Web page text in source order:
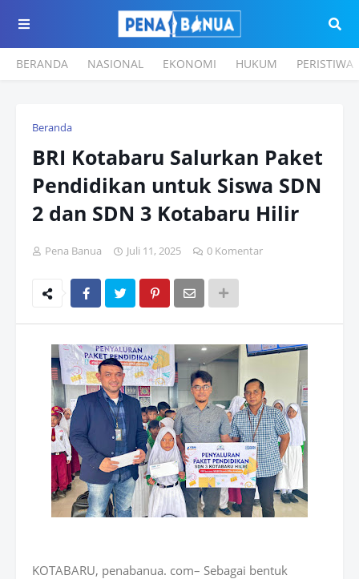
BERANDA NASIONAL EKONOMI HUKUM PERISTIWA
Beranda
BRI Kotabaru Salurkan Paket
Pendidikan untuk Siswa SDN
2 dan SDN 3 Kotabaru Hilir
Pena Banua Juli 11, 2025 0 Komentar
KOTABARU, penabanua. com– Sebagai bentuk